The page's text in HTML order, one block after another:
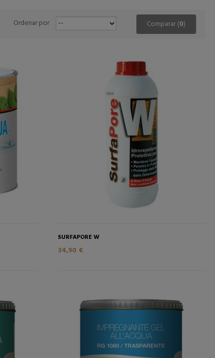
Ordenar por
Comparar (0)
SURFAPORE W
34,90 €
AÑADIR A LA CESTA
AÑADIR A LA CESTA